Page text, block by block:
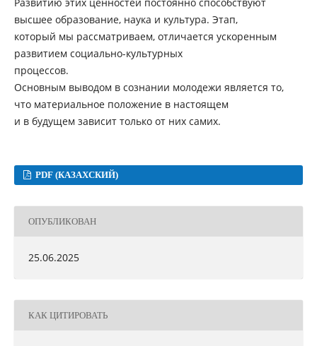
высшее образование, наука и культура. Этап,
который мы рассматриваем, отличается ускоренным
развитием социально-культурных
процессов.
Основным выводом в сознании молодежи является то,
что материальное положение в настоящем
и в будущем зависит только от них самих.
PDF (КАЗАХСКИЙ)
ОПУБЛИКОВАН
25.06.2025
КАК ЦИТИРОВАТЬ